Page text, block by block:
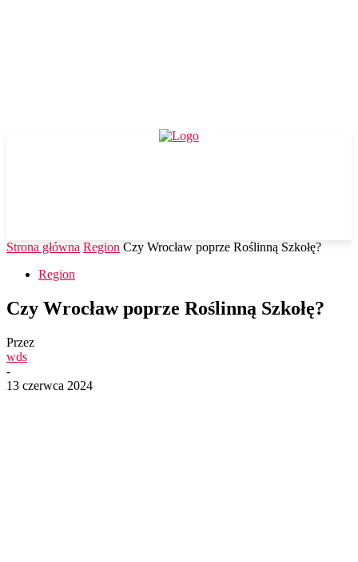
Strona główna Region Czy Wrocław poprze Roślinną Szkołę?
Region
Czy Wrocław poprze Roślinną Szkołę?
Przez
wds
-
13 czerwca 2024